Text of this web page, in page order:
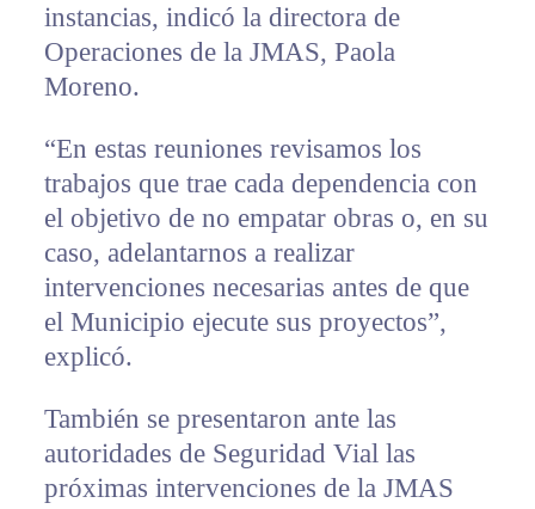
instancias, indicó la directora de
Operaciones de la JMAS, Paola
Moreno.
“En estas reuniones revisamos los
trabajos que trae cada dependencia con
el objetivo de no empatar obras o, en su
caso, adelantarnos a realizar
intervenciones necesarias antes de que
el Municipio ejecute sus proyectos”,
explicó.
También se presentaron ante las
autoridades de Seguridad Vial las
próximas intervenciones de la JMAS